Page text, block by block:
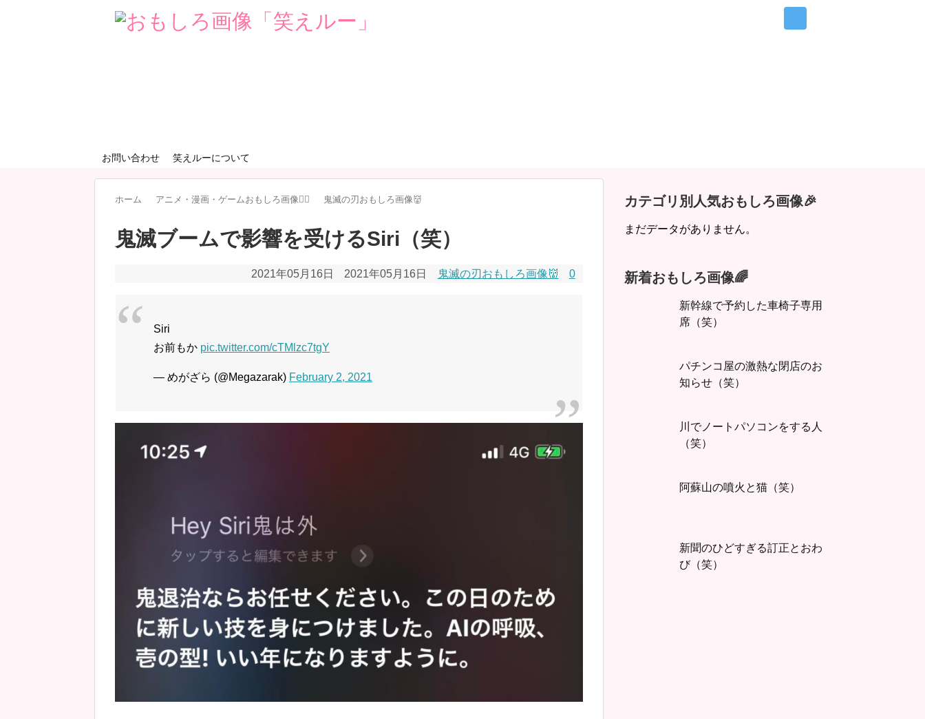
お問い合わせ 笑えルーについて
ホーム アニメ・漫画・ゲームおもしろ画像🧚‍♀️ 鬼滅の刃おもしろ画像👹
鬼滅ブームで影響を受けるSiri（笑）
2021年05月16日 2021年05月16日 鬼滅の刃おもしろ画像👹 0
Siri
お前もか pic.twitter.com/cTMlzc7tgY
— めがざら (@Megazarak) February 2, 2021
カテゴリ別人気おもしろ画像🎉
まだデータがありません。
新着おもしろ画像🌈
新幹線で予約した車椅子専用
席（笑）
パチンコ屋の激熱な閉店のお
知らせ（笑）
川でノートパソコンをする人
（笑）
阿蘇山の噴火と猫（笑）
新聞のひどすぎる訂正とおわ
び（笑）